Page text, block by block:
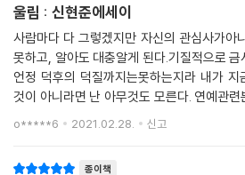
울림 : 신현준에세이
사람마다 다 그렇겠지만 자신의 관심사가아
못하고, 알아도 대충알게 된다.기질적으로 금
언정 덕후의 덕질까지는못하는지라 내가 지
것이 아니라면 난 아무것도 모른다. 연예관련
다. 뉴스는 보아도 연예관련기사는 귀를 거의
o*****6 2021.02.28. 신고
종이책